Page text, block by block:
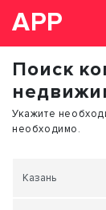
АРР
Поиск
Укажите
необходимо.
Казань